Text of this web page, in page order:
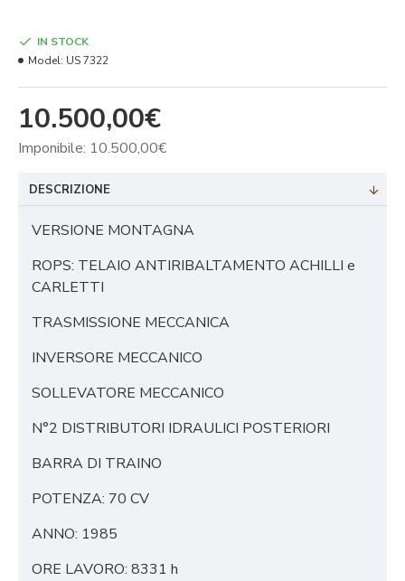
10.500,00€
Imponibile: 10.500,00€
IN STOCK
Model: US 7322
DESCRIZIONE
VERSIONE MONTAGNA
ROPS: TELAIO ANTIRIBALTAMENTO ACHILLI e
CARLETTI
TRASMISSIONE MECCANICA
INVERSORE MECCANICO
SOLLEVATORE MECCANICO
N°2 DISTRIBUTORI IDRAULICI POSTERIORI
BARRA DI TRAINO
POTENZA: 70 CV
ANNO: 1985
ORE LAVORO: 8331 h